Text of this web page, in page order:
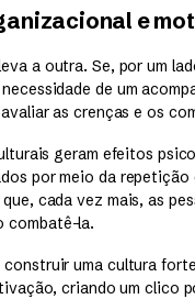
e
a outra. Se, por um
de um
as crenças e os
geram efeitos
por meio da
cada vez mais, as
combatê-la.
uma cultura
criando um clico